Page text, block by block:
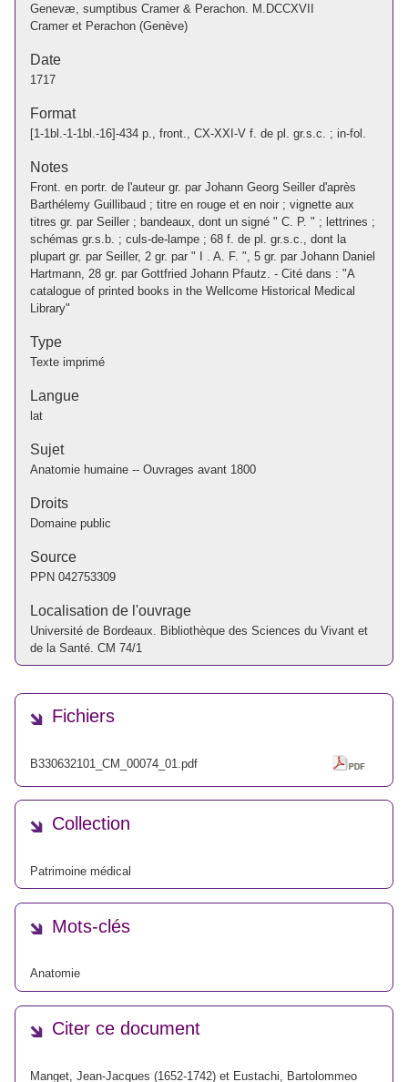
Genevæ, sumptibus Cramer & Perachon. M.DCCXVII
Cramer et Perachon (Genève)
Date
1717
Format
[1-1bl.-1-1bl.-16]-434 p., front., CX-XXI-V f. de pl. gr.s.c. ; in-fol.
Notes
Front. en portr. de l'auteur gr. par Johann Georg Seiller d'après
Barthélemy Guillibaud ; titre en rouge et en noir ; vignette aux
titres gr. par Seiller ; bandeaux, dont un signé " C. P. " ; lettrines ;
schémas gr.s.b. ; culs-de-lampe ; 68 f. de pl. gr.s.c., dont la
plupart gr. par Seiller, 2 gr. par " I . A. F. ", 5 gr. par Johann Daniel
Hartmann, 28 gr. par Gottfried Johann Pfautz. - Cité dans : "A
catalogue of printed books in the Wellcome Historical Medical
Library"
Type
Texte imprimé
Langue
lat
Sujet
Anatomie humaine -- Ouvrages avant 1800
Droits
Domaine public
Source
PPN 042753309
Localisation de l'ouvrage
Université de Bordeaux. Bibliothèque des Sciences du Vivant et
de la Santé. CM 74/1
Fichiers
B330632101_CM_00074_01.pdf
Collection
Patrimoine médical
Mots-clés
Anatomie
Citer ce document
Manget, Jean-Jacques (1652-1742) et Eustachi, Bartolommeo